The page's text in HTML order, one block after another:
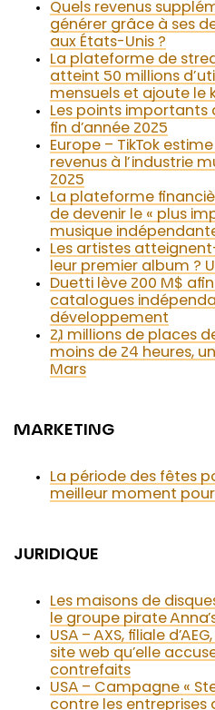
Quels revenus
générer grâce à ses
aux États-Unis ?
La plateforme de
atteint 50 millions
mensuels et ajoute le
Les points
fin d’année 2025
Europe – TikTok
revenus à l’industrie
2025
La plateforme
de devenir le « plus
musique
Les artistes
leur premier album ?
Duetti lève 200 M$
catalogues
développement
2,1 millions de places
moins de 24 heures,
Mars
MARKETING
La période des fêtes
meilleur moment
JURIDIQUE
Les maisons de
le groupe pirate
USA – AXS, filiale
site web qu’elle
contrefaits
USA – Campagne «
contre les entreprises